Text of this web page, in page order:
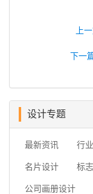
上
下一
设计专题
最新资讯 行
名片设计 标
公司画册设计